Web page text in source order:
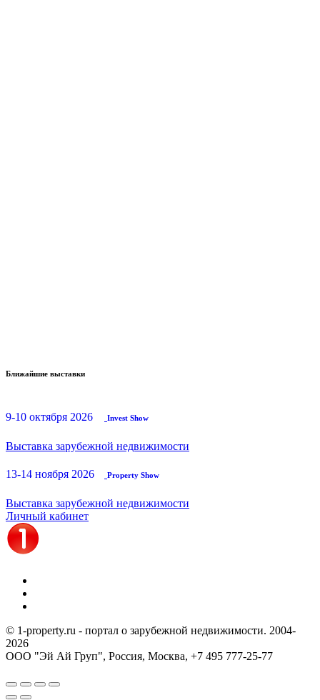
Ближайшие выставки
9-10 октября 2026 Invest Show
Выставка зарубежной недвижимости
13-14 ноября 2026 Property Show
Выставка зарубежной недвижимости
Личный кабинет
© 1-property.ru - портал о зарубежной недвижимости. 2004-
2026
ООО "Эй Ай Груп", Россия, Москва, +7 495 777-25-77